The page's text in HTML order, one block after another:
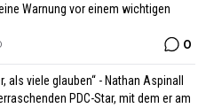
Warnung vor einem wichtigen
0
als viele glauben“ - Nathan Aspinall
PDC-Star, mit dem er am